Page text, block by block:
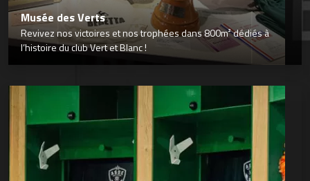
Musée des Verts
Revivez nos victoires et nos trophées dans 800m² dédiés à
l’histoire du club Vert et Blanc !